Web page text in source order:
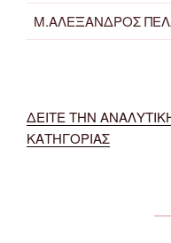
Μ.ΑΛΕΞΑΝΔΡΟΣ
ΔΕΙΤΕ ΤΗΝ
ΚΑΤΗΓΟΡΙΑΣ